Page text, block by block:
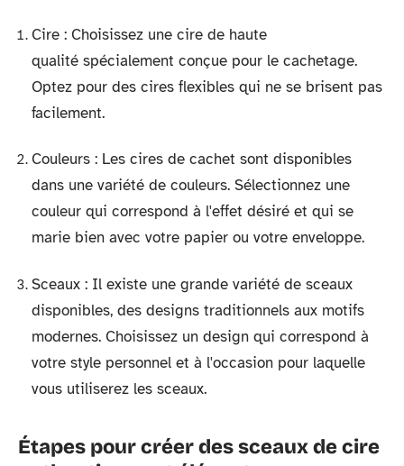
Cire : Choisissez une cire de haute
qualité spécialement conçue pour le cachetage.
Optez pour des cires flexibles qui ne se brisent pas
facilement.
Couleurs : Les cires de cachet sont disponibles
dans une variété de couleurs. Sélectionnez une
couleur qui correspond à l'effet désiré et qui se
marie bien avec votre papier ou votre enveloppe.
Sceaux : Il existe une grande variété de sceaux
disponibles, des designs traditionnels aux motifs
modernes. Choisissez un design qui correspond à
votre style personnel et à l'occasion pour laquelle
vous utiliserez les sceaux.
Étapes pour créer des sceaux de cire